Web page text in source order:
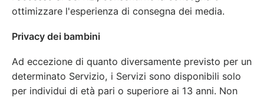
ottimizzare l'esperienza di consegna dei media.
Privacy dei bambini
Ad eccezione di quanto diversamente previsto per un
determinato Servizio, i Servizi sono disponibili solo
per individui di età pari o superiore ai 13 anni. Non